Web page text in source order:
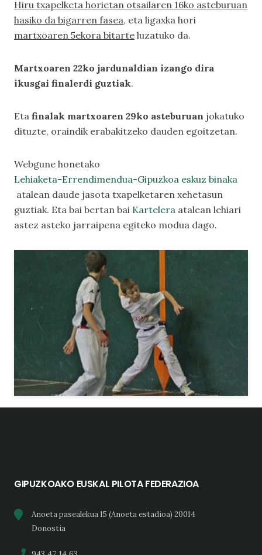
Hiru txapelketa horietan otsailaren 16ko asteburuan
hasiko da bigarren fasea, eta ligaxka hori
martxoaren 5ekora bitarte luzatuko da.
Martxoaren 22ko jardunaldian izango dira
ikusgai finalerdi guztiak.
Eta finalak martxoaren 29ko asteburuan jokatuko
dituzte, oraindik erabakitzeko dauden egoitzetan.
Webgune honetako
Lehiaketa-Errendimendua-Gipuzkoa eskuz binaka
atalean daude jasota txapelketaren xehetasun
guztiak. Eta bai bertan bai Kartelera atalean lehiari
astez asteko jarraipena egiteko modua dago.
GIPUZKOAKO EUSKAL PILOTA FEDERAZIOA
Anoeta pasealekua 15 (Anoeta estadioa) 20014
Donostia